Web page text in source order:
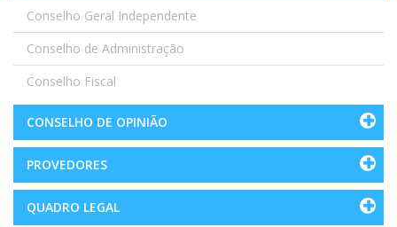
Conselho Geral Independente
Conselho de Administração
Conselho Fiscal
CONSELHO DE OPINIÃO
PROVEDORES
QUADRO LEGAL